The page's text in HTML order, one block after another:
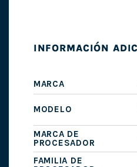
INFORMACIÓN
MARCA
MODELO
MARCA DE
PROCESADOR
FAMILIA DE